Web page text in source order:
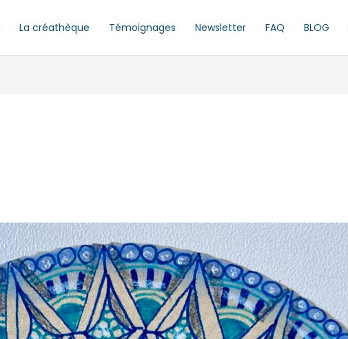
La créathèque Témoignages Newsletter FAQ BLOG